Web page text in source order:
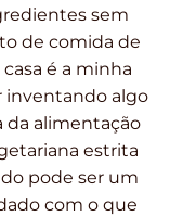
sem
de comida de
é a minha
inventando algo
da alimentação
estrita
pode ser um
com o que